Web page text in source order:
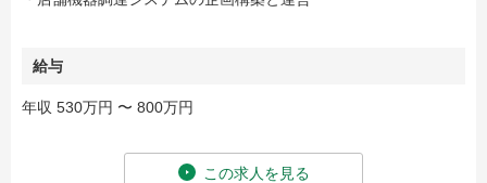
給与
年収 530万円 〜 800万円
この求人を見る